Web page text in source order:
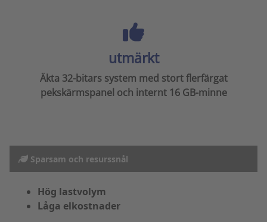
utmärkt
Äkta 32-bitars system med stort flerfärgat
pekskärmspanel och internt 16 GB-minne
Sparsam och resurssnål
Hög lastvolym
Låga elkostnader